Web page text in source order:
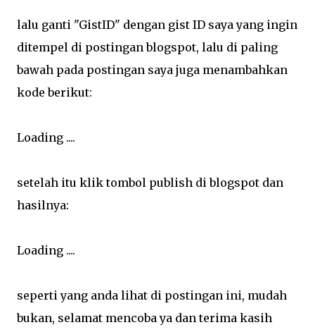
lalu ganti "GistID" dengan gist ID saya yang ingin
ditempel di postingan blogspot, lalu di paling
bawah pada postingan saya juga menambahkan
kode berikut:
Loading ....
setelah itu klik tombol publish di blogspot dan
hasilnya:
Loading ....
seperti yang anda lihat di postingan ini, mudah
bukan, selamat mencoba ya dan terima kasih